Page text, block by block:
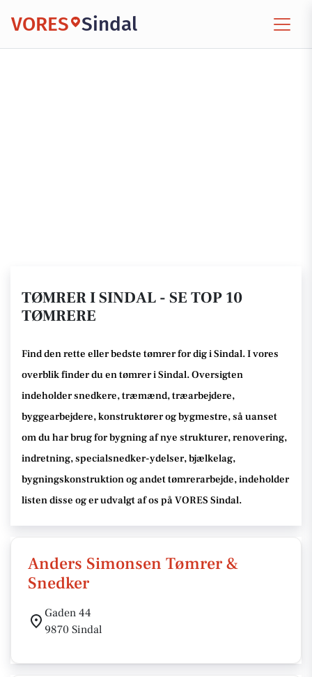
VORES Sindal
TØMRER I SINDAL - SE TOP 10
TØMRERE
Find den rette eller bedste tømrerfor dig i Sindal. I vores
overblik finder du en tømrer i Sindal.Oversigten
indeholder snedkere, træmænd, træarbejdere,
byggearbejdere, konstruktører og bygmestre,så uanset
om du har brug for bygning af nye strukturer, renovering,
indretning, specialsnedker-ydelser, bjælkelag,
bygningskonstruktion og andet tømrerarbejde, indeholder
listen disse og er udvalgt af os på VORES Sindal.
Anders Simonsen Tømrer &
Snedker
Gaden 44
9870 Sindal